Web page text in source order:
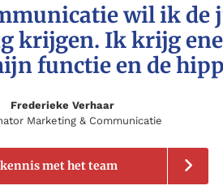
wil ik de
krijgen. Ik krijg
functie en de
Frederieke Verhaar
Marketing & Communicatie
met het team